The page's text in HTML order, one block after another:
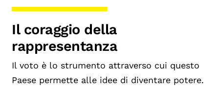
Il coraggio della
rappresentanza
Il voto è lo strumento attraverso cui questo
Paese permette alle idee di diventare potere.